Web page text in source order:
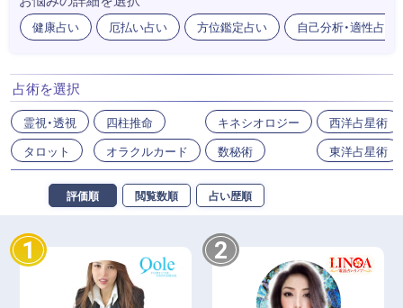
健康占い 厄払い占い 方位鑑定占い 自己分析・適性占い
占術を選択
霊視・透視
タロット
四柱推命
オラクルカード
キネシオロジー
数秘術
西洋占星術
東洋占星術
評価順 閲覧数順 占い歴順
1 2